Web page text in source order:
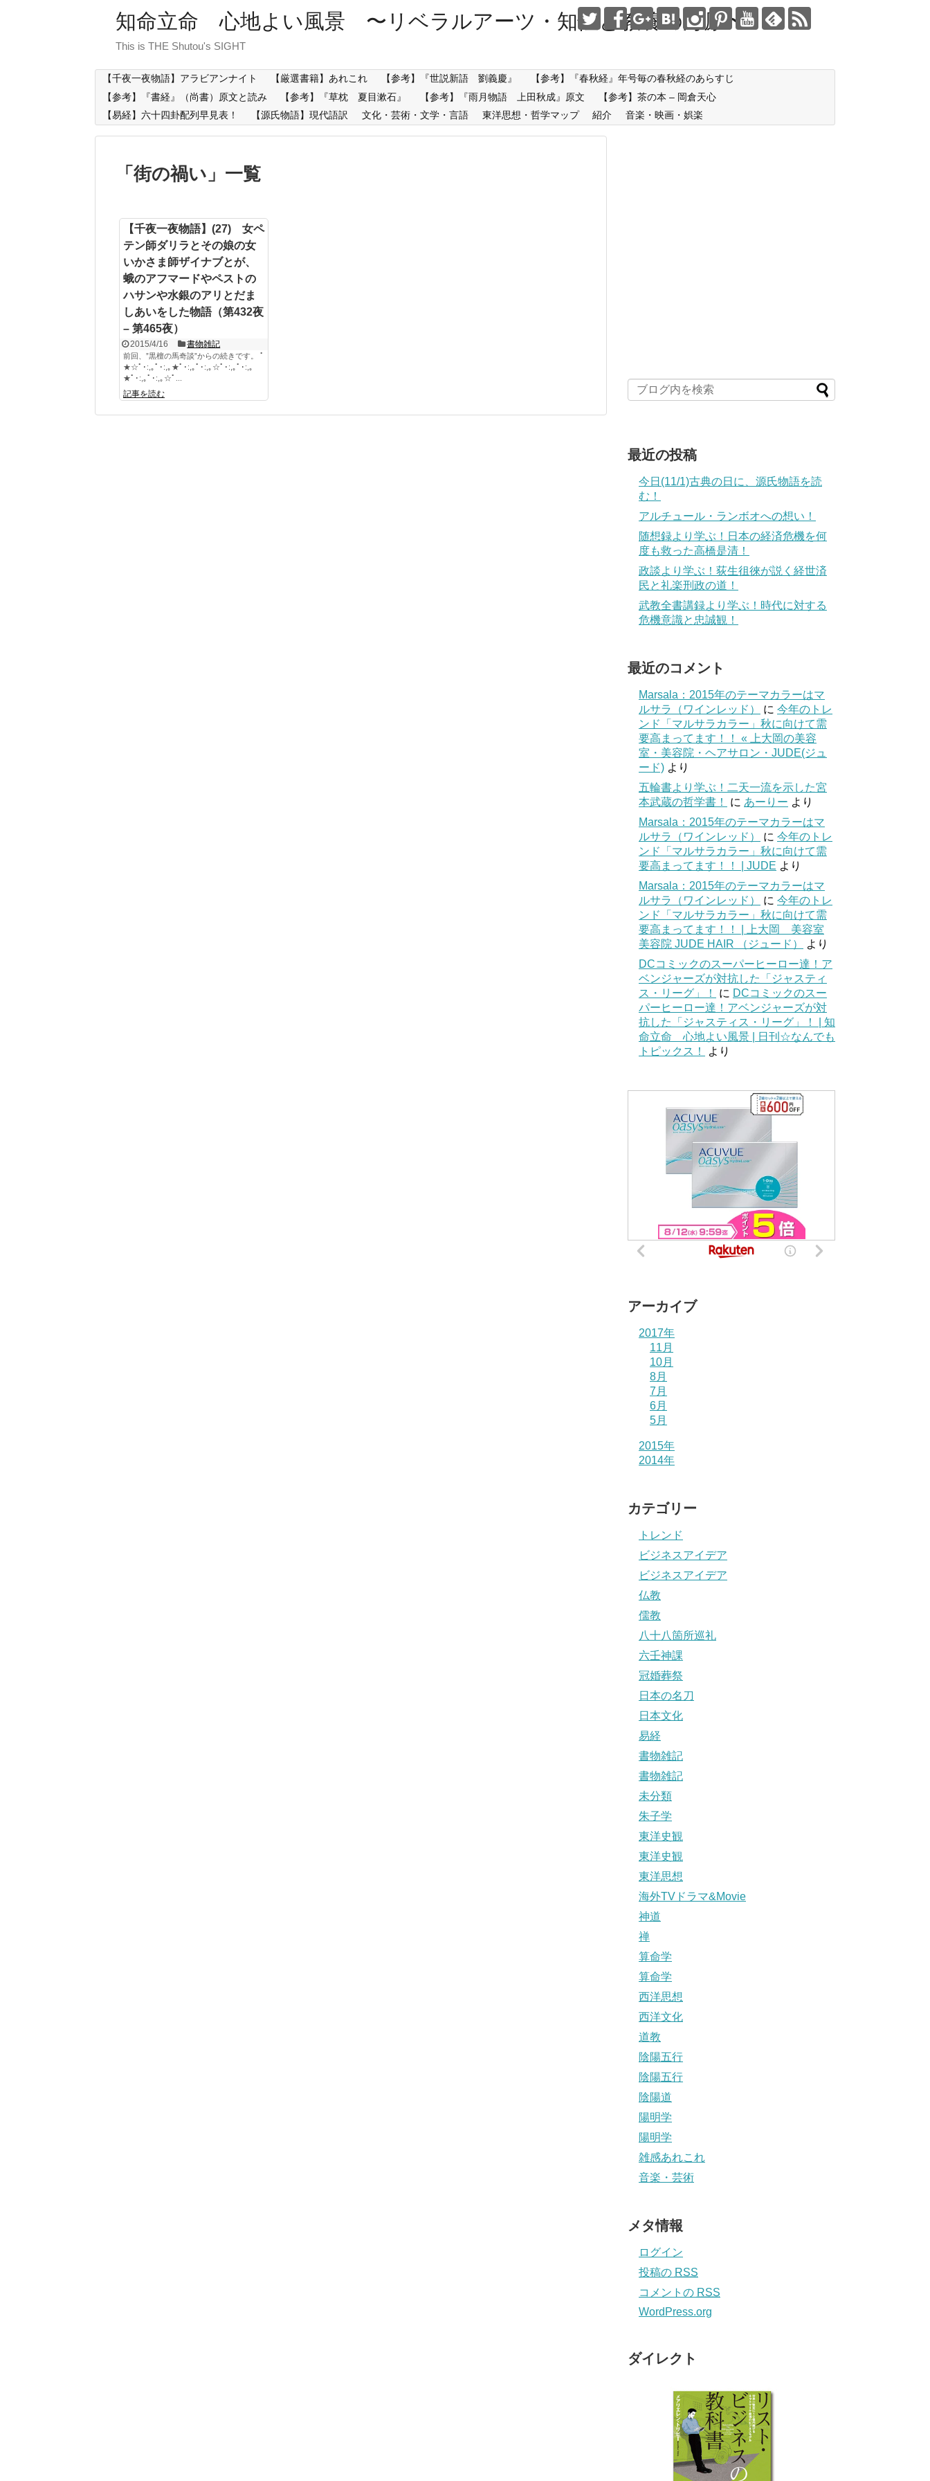
知命立命 心地よい風景 〜リベラルアーツ・知性と教養の海原〜
This is THE Shutou's SIGHT
【千夜一夜物語】アラビアンナイト 【厳選書籍】あれこれ 【参考】『世説新語 劉義慶』
【参考】『春秋経』年号毎の春秋経のあらすじ
【参考】『書経』（尚書）原文と読み
【参考】『草枕 夏目漱石』 【参考】『雨月物語 上田秋成』原文
【参考】茶の本 – 岡倉天心
【易経】六十四卦配列早見表！
【源氏物語】現代語訳 文化・芸術・文学・言語 東洋思想・哲学マップ 紹介 音楽・映画・娯楽
「 街の禍い 」 一覧
【千夜一夜物語】(27) 女ペ
テン師ダリラとその娘の女
いかさま師ザイナブとが、
蛾のアフマードやペストの
ハサンや水銀のアリとだま
しあいをした物語（第432夜
– 第465夜）
2015/4/16 書物雑記
前回、”黒檀の馬奇談”からの続きです。 ﾟ
★☆ﾟ･:,｡ﾟ･:,｡★ﾟ･:,｡ﾟ･:,｡☆ﾟ･:,｡ﾟ･:,｡
★ﾟ･:,｡ﾟ･:,｡☆ﾟ...
記事を読む
最近の投稿
今日(11/1)古典の日に、源氏物語を読
む！
アルチュール・ランボオへの想い！
随想録より学ぶ！日本の経済危機を何
度も救った高橋是清！
政談より学ぶ！荻生徂徠が説く経世済
民と礼楽刑政の道！
武教全書講録より学ぶ！時代に対する
危機意識と忠誠観！
最近のコメント
Marsala：2015年のテーマカラーはマ
ルサラ（ワインレッド）
に 今年のトレ
ンド「マルサラカラー」秋に向けて需
要高まってます！！ « 上大岡の美容
室・美容院・ヘアサロン・JUDE(ジュ
ード) より
五輪書より学ぶ！二天一流を示した宮
本武蔵の哲学書！
に あーりー より
Marsala：2015年のテーマカラーはマ
ルサラ（ワインレッド）
に 今年のトレ
ンド「マルサラカラー」秋に向けて需
要高まってます！！ | JUDE より
Marsala：2015年のテーマカラーはマ
ルサラ（ワインレッド）
に 今年のトレ
ンド「マルサラカラー」秋に向けて需
要高まってます！！ | 上大岡 美容室
美容院 JUDE HAIR （ジュード）
より
DCコミックのスーパーヒーロー達！ア
ベンジャーズが対抗した「ジャスティ
ス・リーグ」！
に DCコミックのスー
パーヒーロー達！アベンジャーズが対
抗した「ジャスティス・リーグ」！ | 知
命立命 心地よい風景 | 日刊☆なんでも
トピックス！
より
アーカイブ
2017年
11月
10月
8月
7月
6月
5月
2015年
2014年
カテゴリー
トレンド
ビジネスアイデア
ビジネスアイデア
仏教
儒教
八十八箇所巡礼
六壬神課
冠婚葬祭
日本の名刀
日本文化
易経
書物雑記
書物雑記
未分類
朱子学
東洋史観
東洋史観
東洋思想
海外TVドラマ&Movie
神道
禅
算命学
算命学
西洋思想
西洋文化
道教
陰陽五行
陰陽五行
陰陽道
陽明学
陽明学
雑感あれこれ
音楽・芸術
メタ情報
ログイン
投稿の RSS
コメントの RSS
WordPress.org
ダイレクト